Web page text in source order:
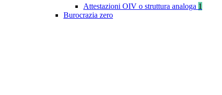
Attestazioni OIV o struttura analoga 1
Burocrazia zero